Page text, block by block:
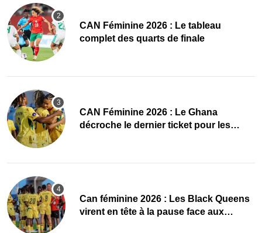
CAN Féminine 2026 : Le tableau
complet des quarts de finale
CAN Féminine 2026 : Le Ghana
décroche le dernier ticket pour les
‎Can féminine 2026 : Les Black Queens
virent en tête à la pause face aux